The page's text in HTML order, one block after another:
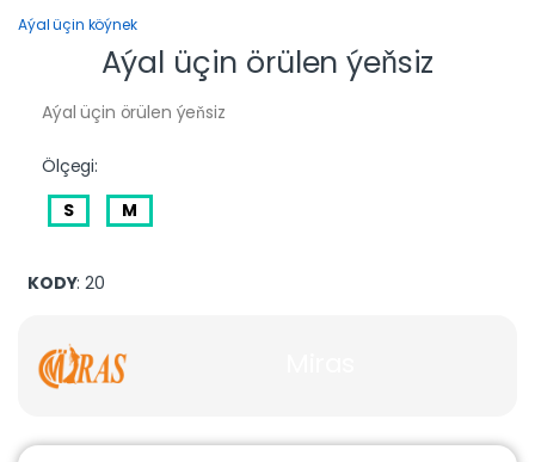
Aýal üçin köýnek
Aýal üçin örülen ýeňsiz
Aýal üçin örülen ýeňsiz
Ölçegi:
S
M
KODY: 20